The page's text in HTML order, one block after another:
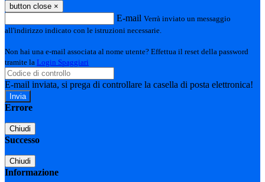
button close ×
E-mail Verrà inviato un messaggio
all'indirizzo indicato con le istruzioni necessarie.
Non hai una e-mail associata al nome utente? Effettua il reset della password
tramite la Login Spaggiari
E-mail inviata, si prega di controllare la casella di posta elettronica!
Errore
Chiudi
Successo
Chiudi
Informazione